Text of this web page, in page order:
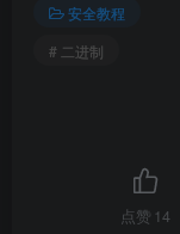
安全教程
# 二进制
点赞 14